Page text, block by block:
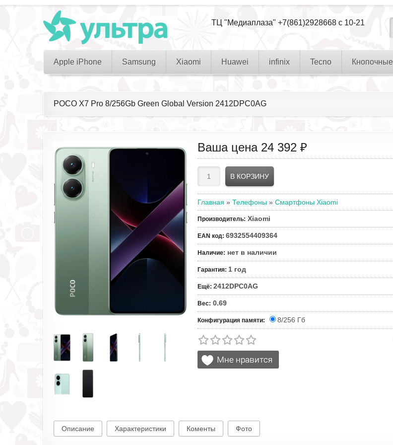
ТЦ "Медиаплаза" +7(861)2928668 с 10-21
Apple iPhone Samsung Xiaomi Huawei infinix Tecno Кнопочные
POCO X7 Pro 8/256Gb Green Global Version 2412DPC0AG
Ваша цена 24 392 ₽
Главная » Телефоны » Смартфоны Xiaomi
Производитель: Xiaomi
EAN код: 6932554409364
Наличие: нет в наличии
Гарантия: 1 год
Ещё: 2412DPC0AG
Вес: 0.69
Конфигурация памяти: 8/256 Гб
Описание Характеристики Коменты Фото